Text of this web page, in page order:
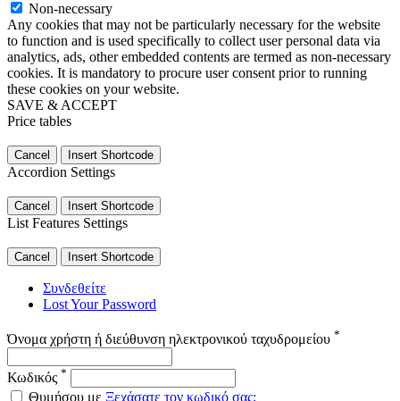
Non-necessary
Any cookies that may not be particularly necessary for the website
to function and is used specifically to collect user personal data via
analytics, ads, other embedded contents are termed as non-necessary
cookies. It is mandatory to procure user consent prior to running
these cookies on your website.
SAVE & ACCEPT
Price tables
Cancel Insert Shortcode
Accordion Settings
Cancel Insert Shortcode
List Features Settings
Cancel Insert Shortcode
Συνδεθείτε
Lost Your Password
Όνομα χρήστη ή διεύθυνση ηλεκτρονικού ταχυδρομείου *
Κωδικός *
Θυμήσου με Ξεχάσατε τον κωδικό σας;